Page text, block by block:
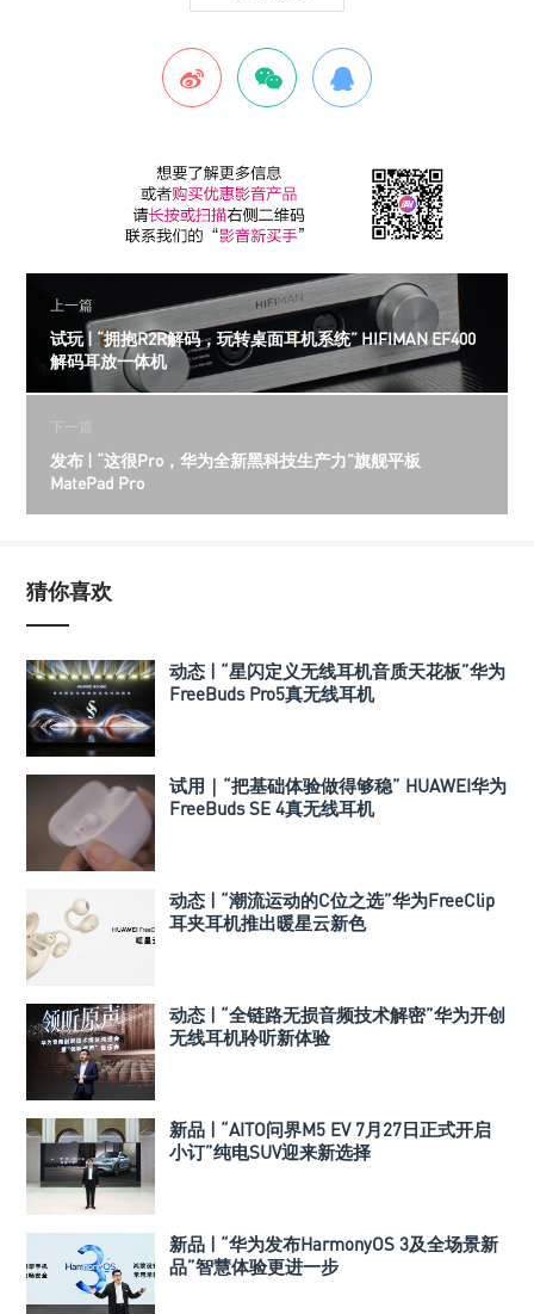
上一篇
试玩 | “拥抱R2R解码，玩转桌面耳机系统” HIFIMAN EF400
解码耳放一体机
下一篇
发布 | “这很Pro，华为全新黑科技生产力”旗舰平板
MatePad Pro
猜你喜欢
动态 | “星闪定义无线耳机音质天花板”华为
FreeBuds Pro5真无线耳机
试用｜“把基础体验做得够稳” HUAWEI华为
FreeBuds SE 4真无线耳机
动态 | “潮流运动的C位之选”华为FreeClip
耳夹耳机推出暖星云新色
动态 | “全链路无损音频技术解密”华为开创
无线耳机聆听新体验
新品 | “AITO问界M5 EV 7月27日正式开启
小订”纯电SUV迎来新选择
新品 | “华为发布HarmonyOS 3及全场景新
品”智慧体验更进一步